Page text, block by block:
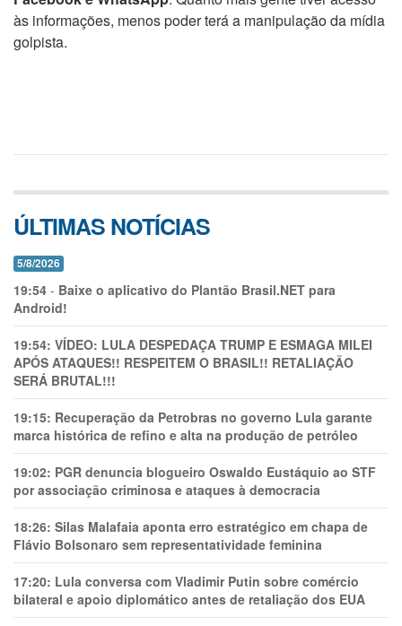
às informações, menos poder terá a manipulação da mídia
golpista.
ÚLTIMAS NOTÍCIAS
5/8/2026
19:54 - Baixe o aplicativo do Plantão Brasil.NET para
Android!
19:54: VÍDEO: LULA DESPEDAÇA TRUMP E ESMAGA MILEI
APÓS ATAQUES!! RESPEITEM O BRASIL!! RETALIAÇÃO
SERÁ BRUTAL!!!
19:15: Recuperação da Petrobras no governo Lula garante
marca histórica de refino e alta na produção de petróleo
19:02: PGR denuncia blogueiro Oswaldo Eustáquio ao STF
por associação criminosa e ataques à democracia
18:26: Silas Malafaia aponta erro estratégico em chapa de
Flávio Bolsonaro sem representatividade feminina
17:20: Lula conversa com Vladimir Putin sobre comércio
bilateral e apoio diplomático antes de retaliação dos EUA